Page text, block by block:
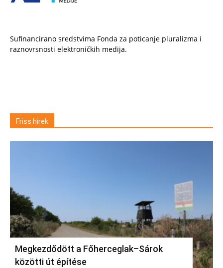
Sufinancirano sredstvima Fonda za poticanje pluralizma i
raznovrsnosti elektroničkih medija.
Friss hírek
Megkezdődött a Főherceglak–Sárok
közötti út építése